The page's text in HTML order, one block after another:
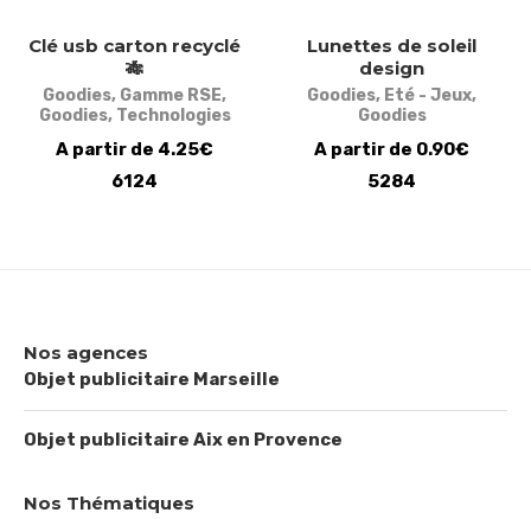
Clé usb carton recyclé
🎋
Goodies, Gamme RSE,
Goodies, Technologies
A partir de 4.25€
6124
Lunettes de soleil
design
Goodies, Eté - Jeux,
Goodies
A partir de 0.90€
5284
Nos agences
Objet publicitaire Marseille
Objet publicitaire Aix en Provence
Nos Thématiques